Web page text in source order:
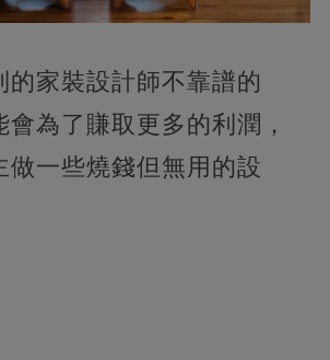
的家裝設計師不靠譜的
為了賺取更多的利潤，
做一些燒錢但無用的設